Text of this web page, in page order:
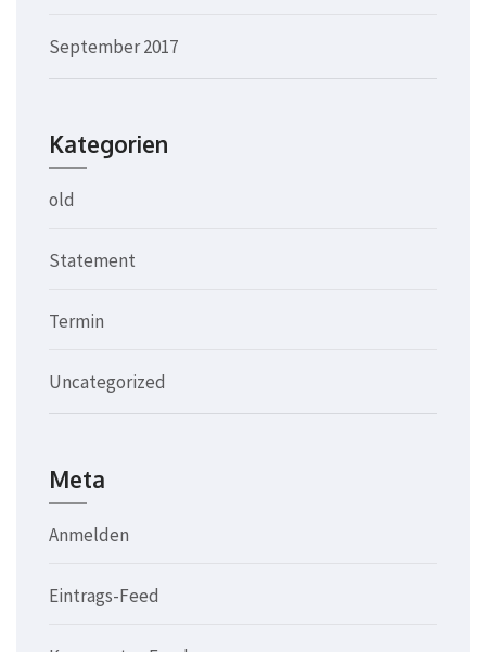
September 2017
Kategorien
old
Statement
Termin
Uncategorized
Meta
Anmelden
Eintrags-Feed